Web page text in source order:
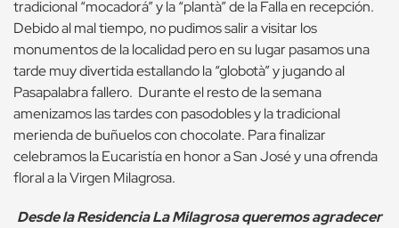
tradicional “mocadorá” y la “plantà” de la Falla en recepción.
Debido al mal tiempo, no pudimos salir a visitar los
monumentos de la localidad pero en su lugar pasamos una
tarde muy divertida estallando la “globotà” y jugando al
Pasapalabra fallero. Durante el resto de la semana
amenizamos las tardes con pasodobles y la tradicional
merienda de buñuelos con chocolate. Para finalizar
celebramos la Eucaristía en honor a San José y una ofrenda
floral a la Virgen Milagrosa.
Desde la Residencia La Milagrosa queremos agradecer